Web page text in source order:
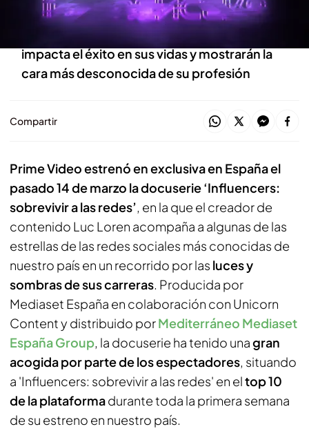
Luc Loren acompaña en su día a día a varios
influencers españoles que desvelarán cómo
impacta el éxito en sus vidas y mostrarán la
cara más desconocida de su profesión
Compartir
Prime Video estrenó en exclusiva en España el
pasado 14 de marzo la docuserie ‘Influencers:
sobrevivir a las redes’, en la que el creador de
contenido Luc Loren acompaña a algunas de las
estrellas de las redes sociales más conocidas de
nuestro país en un recorrido por las luces y
sombras de sus carreras. Producida por
Mediaset España en colaboración con Unicorn
Content y distribuido porMediterráneo Mediaset
España Group, la docuserie ha tenido unagran
acogida por parte de los espectadores, situando
a 'Influencers: sobrevivir a las redes' en eltop 10
de la plataformadurante toda la primera semana
de su estreno en nuestro país.